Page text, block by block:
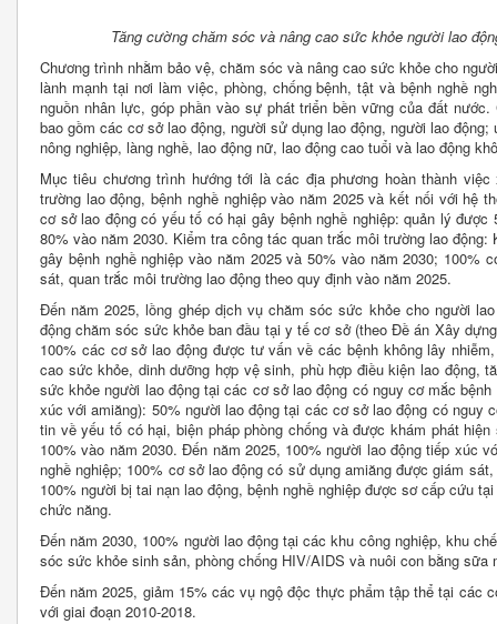
Tăng cường chăm sóc và nâng cao sức khỏe người lao
Chương trình nhằm bảo vệ, chăm sóc và nâng cao sức khỏe cho
lành mạnh tại nơi làm việc, phòng, chống bệnh, tật và bệnh nghề
nguồn nhân lực, góp phần vào sự phát triển bền vững của đất
bao gồm các cơ sở lao động, người sử dụng lao động, người lao
nông nghiệp, làng nghề, lao động nữ, lao động cao tuổi và lao động
Mục tiêu chương trình hướng tới là các địa phương hoàn thành
trường lao động, bệnh nghề nghiệp vào năm 2025 và kết nối với hệ
cơ sở lao động có yếu tố có hại gây bệnh nghề nghiệp: quản lý
80% vào năm 2030. Kiểm tra công tác quan trắc môi trường lao
gây bệnh nghề nghiệp vào năm 2025 và 50% vào năm 2030; 100%
sát, quan trắc môi trường lao động theo quy định vào năm 2025.
Đến năm 2025, lồng ghép dịch vụ chăm sóc sức khỏe cho người
động chăm sóc sức khỏe ban đầu tại y tế cơ sở (theo Đề án Xây
100% các cơ sở lao động được tư vấn về các bệnh không lây
cao sức khỏe, dinh dưỡng hợp vệ sinh, phù hợp điều kiện lao động,
sức khỏe người lao động tại các cơ sở lao động có nguy cơ mắc
xúc với amiăng): 50% người lao động tại các cơ sở lao động có nguy
tin về yếu tố có hại, biện pháp phòng chống và được khám phát
100% vào năm 2030. Đến năm 2025, 100% người lao động tiếp xúc
nghề nghiệp; 100% cơ sở lao động có sử dụng amiăng được giám
100% người bị tai nạn lao động, bệnh nghề nghiệp được sơ cấp cứu
chức năng.
Đến năm 2030, 100% người lao động tại các khu công nghiệp, khu
sóc sức khỏe sinh sản, phòng chống HIV/AIDS và nuôi con bằng sữa
Đến năm 2025, giảm 15% các vụ ngộ độc thực phẩm tập thể tại các
với giai đoạn 2010-2018.